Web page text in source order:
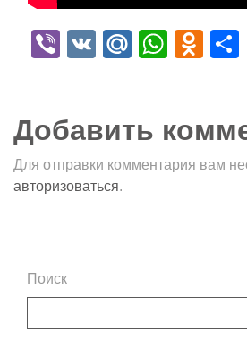
Viber
VK Mail.Ru
Добавить
Для отправки комментария вам
авторизоваться.
Поиск